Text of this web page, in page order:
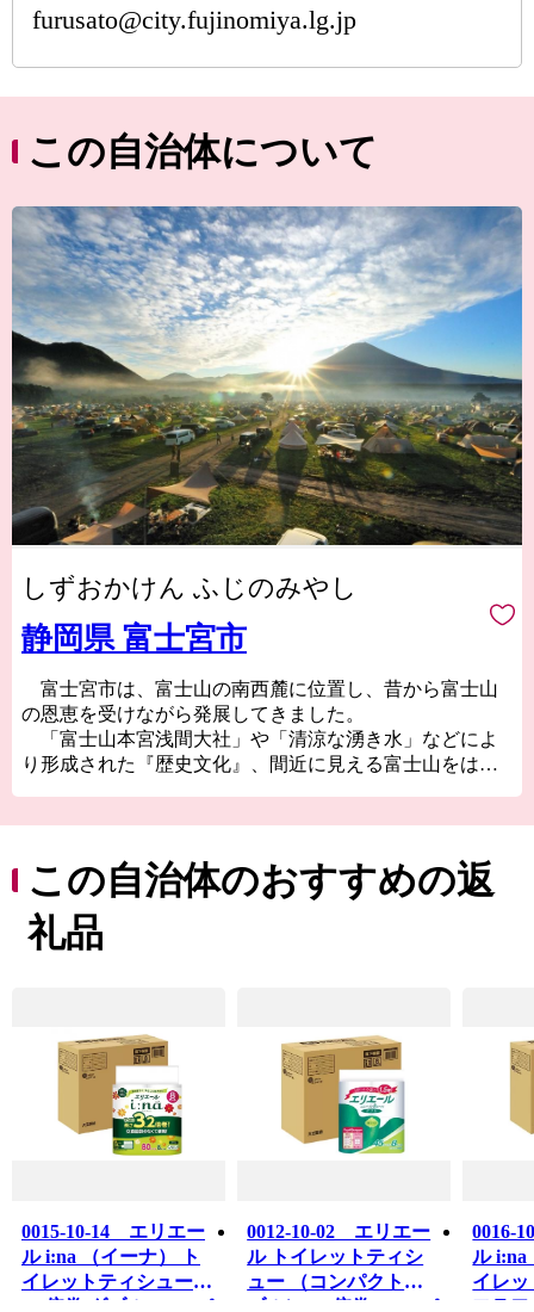
furusato@city.fujinomiya.lg.jp
この自治体について
しずおかけん ふじのみやし
静岡県 富士宮市
富士宮市は、富士山の南西麓に位置し、昔から富士山
の恩恵を受けながら発展してきました。
「富士山本宮浅間大社」や「清涼な湧き水」などによ
り形成された『歴史文化』、間近に見える富士山をはじ
食』など、様々な美しさに彩られたまちです。
様々なアウトドアアクティビティを楽しんだり、静岡
県富士山世界遺産センターや富士山本宮浅間大社などを
巡りながら、世界文化遺産「富士山」に想いを馳せた
この自治体のおすすめの返
礼品
0015-10-14 エリエー
ル i:na （イーナ） ト
イレットティシュー
3.2倍巻 ダブル 8R×4パ
0012-10-02 エリエー
ル トイレットティシ
ュー （コンパクトダ
ブル） 1.5倍巻 8R×4パ
0016-
ル i:na
イレ
フラ